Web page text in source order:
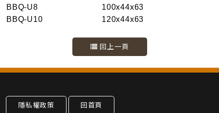
BBQ-U8
100x44x63
BBQ-U10
120x44x63
回上一頁
隱私權政策 回首頁